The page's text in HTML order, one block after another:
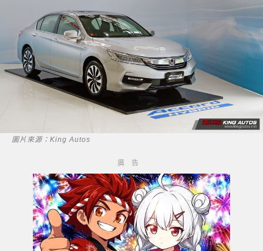
圖片來源：King Autos